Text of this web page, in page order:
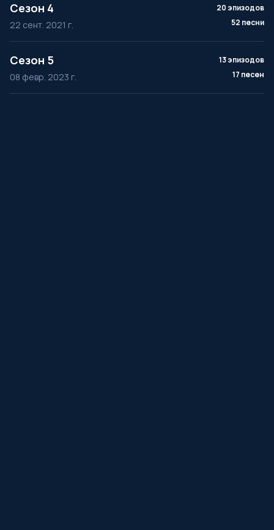
Сезон 4
22 сент. 2021 г.
20 эпизодов
52 песни
Сезон 5
08 февр. 2023 г.
13 эпизодов
17 песен